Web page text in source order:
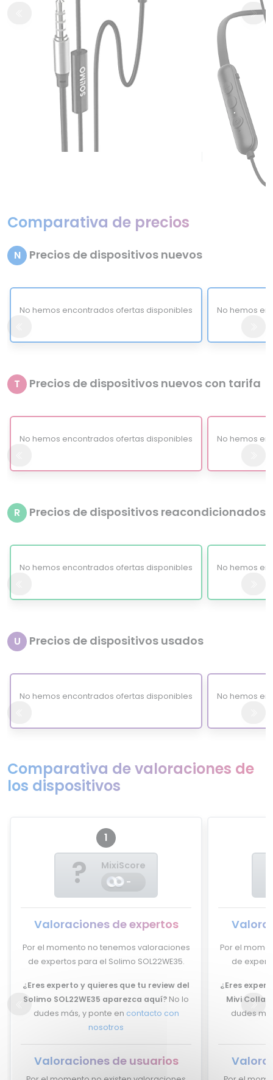
Comparativa de precios
N Precios de dispositivos nuevos
No hemos encontrados ofertas disponibles No hemos
T Precios de dispositivos nuevos con tarifa
No hemos encontrados ofertas disponibles No hemos
R Precios de dispositivos reacondicionados
No hemos encontrados ofertas disponibles No hemos
U Precios de dispositivos usados
No hemos encontrados ofertas disponibles No hemos
Comparativa de valoraciones de
los dispositivos
1
?
MixiScore
-
Valoraciones de expertos
Por el momento no tenemos valoraciones
de expertos para el Solimo SOL22WE35.
¿Eres experto y quieres que tu review del
Solimo SOL22WE35 aparezca aquí? No lo
dudes más, y ponte en contacto con
nosotros
Valoraciones de usuarios
Por el
de
¿Eres
Mivi Collar
dudes